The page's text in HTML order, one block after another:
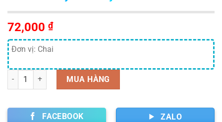
72,000 ₫
Đơn vị: Chai
Số lượng MUA HÀNG
FACEBOOK ZALO